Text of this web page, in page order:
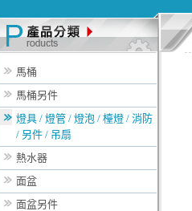
馬桶
馬桶另件
燈具 / 燈管 / 燈泡 / 檯燈 / 消防
/ 另件 / 吊扇
熱水器
面盆
面盆另件